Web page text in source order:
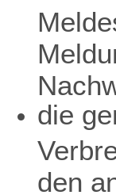
die
den